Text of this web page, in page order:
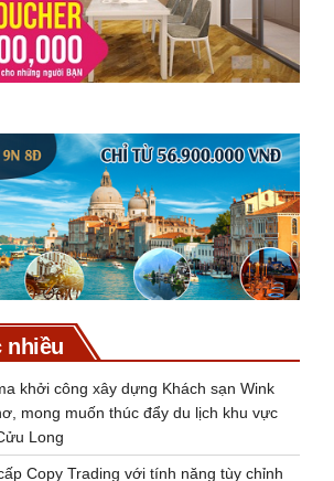
nhiều
khởi công xây dựng Khách sạn Wink
mong muốn thúc đẩy du lịch khu vực
Long
Copy Trading với tính năng tùy chỉnh